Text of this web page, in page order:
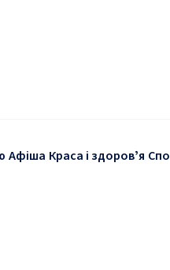
Афіша Краса і здоровʼя